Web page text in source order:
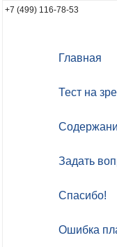
+7 (499) 116-78-53
Главная
Тест на
Задать
Спасибо!
Ошибка